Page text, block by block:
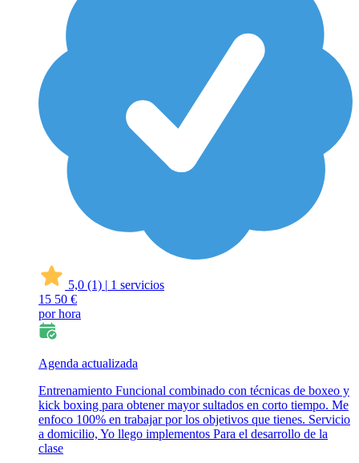
5,0 (1) | 1 servicios
15 50 €
por hora
Agenda actualizada
Entrenamiento Funcional combinado con técnicas de boxeo y
kick boxing para obtener mayor sultados en corto tiempo. Me
enfoco 100% en trabajar por los objetivos que tienes. Servicio
a domicilio, Yo llego implementos Para el desarrollo de la
clase